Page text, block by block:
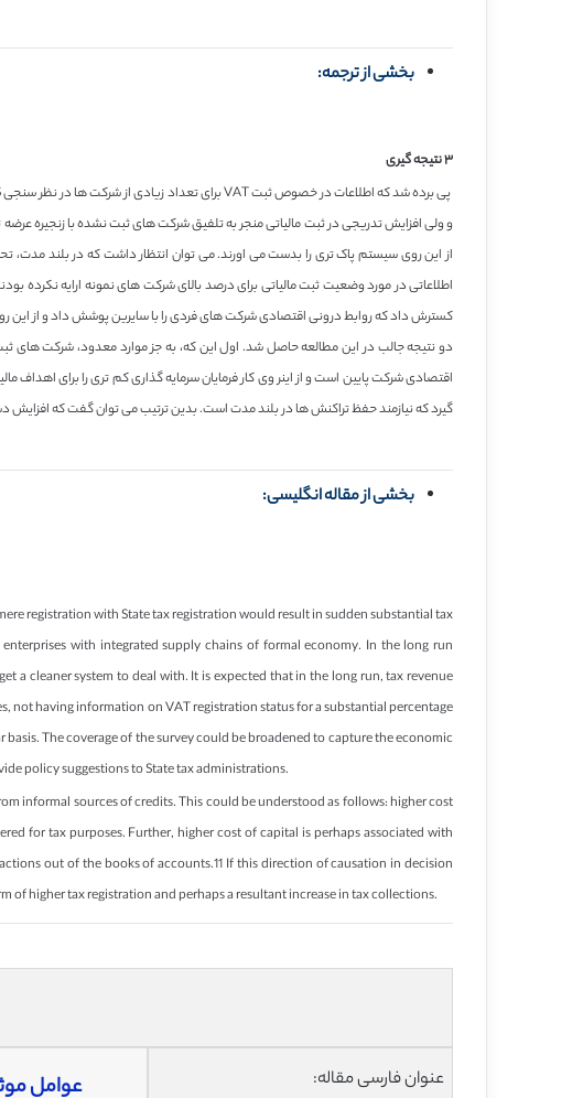
بخشی از ترجمه:
۳ نتیجه گیری
و ولی افزایش تدریجی در ثبت مالیاتی منجر به تلفیق شرکت های ثبت نشده با زنجیره
از این روی سیستم پاک تری را بدست می اورند. می توان انتظار داشت که در بلند
کسترش داد که روابط درونی اقتصادی شرکت های فردی را با سایرین پوشش داد و از
دو نتیجه جالب در این مطالعه حاصل شد. اول این که، به جز موارد معدود، شرکت های
اقتصادی شرکت پایین است و از اینر وی کار فرمایان سرمایه گذاری کم تری را برای اهداف
گیرد که نیازمند حفظ تراکنش ها در بلند مدت است. بدین ترتیب می توان گفت که افزایش
بخشی از مقاله انگلیسی:
registration with State tax registration would result in sudden substantial tax
with integrated supply chains of formal economy. In the long run
a cleaner system to deal with. It is expected that in the long run, tax revenue
having information on VAT registration status for a substantial percentage
The coverage of the survey could be broadened to capture the economic
policy suggestions to State tax administrations.
informal sources of credits. This could be understood as follows: higher cost
for tax purposes. Further, higher cost of capital is perhaps associated with
out of the books of accounts.11 If this direction of causation in decision
higher tax registration and perhaps a resultant increase in tax collections.
عنوان فارسی مقاله: عوامل